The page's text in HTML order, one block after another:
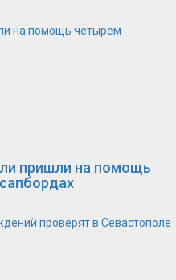
на помощь четырем
пришли на помощь
проверят в Севастополе